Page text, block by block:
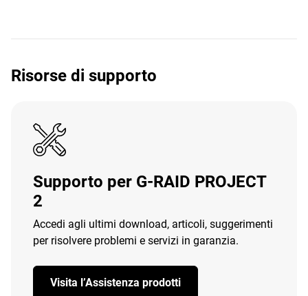
Risorse di supporto
Supporto per G-RAID PROJECT
2
Accedi agli ultimi download, articoli, suggerimenti
per risolvere problemi e servizi in garanzia.
Visita l’Assistenza prodotti